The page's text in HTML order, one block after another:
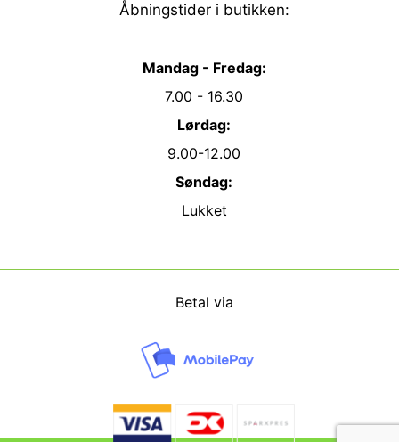
Åbningstider i butikken:
Mandag - Fredag:
7.00 - 16.30
Lørdag:
9.00-12.00
Søndag:
Lukket
Betal via